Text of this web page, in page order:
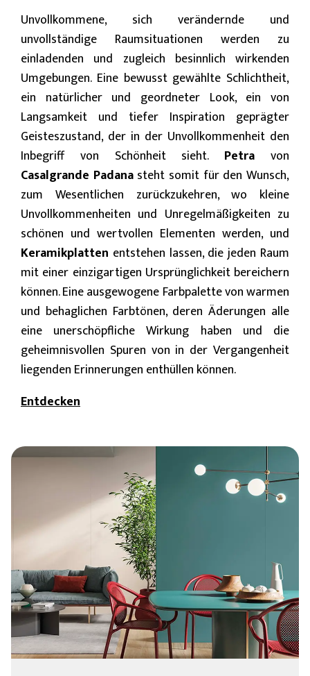
Unvollkommene, sich verändernde und
unvollständige Raumsituationen werden zu
einladenden und zugleich besinnlich wirkenden
Umgebungen. Eine bewusst gewählte Schlichtheit,
ein natürlicher und geordneter Look, ein von
Langsamkeit und tiefer Inspiration geprägter
Geisteszustand, der in der Unvollkommenheit den
Inbegriff von Schönheit sieht. Petravon
Casalgrande Padanasteht somit für den Wunsch,
zum Wesentlichen zurückzukehren, wo kleine
Unvollkommenheiten und Unregelmäßigkeiten zu
schönen und wertvollen Elementen werden, und
Keramikplatten entstehen lassen, die jeden Raum
mit einer einzigartigen Ursprünglichkeit bereichern
können. Eine ausgewogene Farbpalette von warmen
und behaglichen Farbtönen, deren Äderungen alle
eine unerschöpfliche Wirkung haben und die
geheimnisvollen Spuren von in der Vergangenheit
liegenden Erinnerungen enthüllen können.
Entdecken